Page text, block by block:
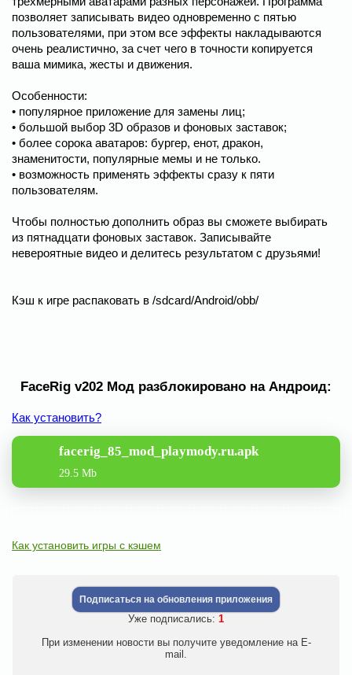
позволяет записывать видео одновременно с пятью
пользователями, при этом все эффекты накладываются
очень реалистично, за счет чего в точности копируется
ваша мимика, жесты и движения.
Особенности:
• популярное приложение для замены лиц;
• большой выбор 3D образов и фоновых заставок;
• более сорока аватаров: бургер, енот, дракон,
знаменитости, популярные мемы и не только.
• возможность применять эффекты сразу к пяти
пользователям.
Чтобы полностью дополнить образ вы сможете выбирать
из пятнадцати фоновых заставок. Записывайте
невероятные видео и делитесь результатом с друзьями!
Кэш к игре распаковать в /sdcard/Android/obb/
FaceRig v202 Мод разблокировано на Андроид:
Как установить?
facerig_85_mod_playmody.ru.apk
29.5 Mb
Как установить игры с кэшем
Подписаться на обновления приложения
Уже подписались: 1
При изменении новости вы получите уведомление на E-
mail.